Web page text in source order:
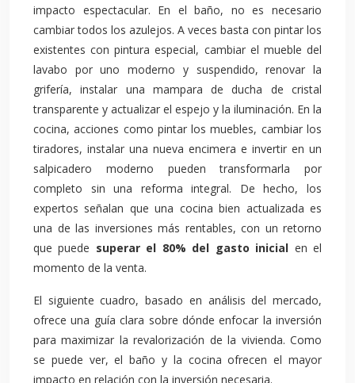
impacto espectacular. En el baño, no es necesario
cambiar todos los azulejos. A veces basta con pintar los
existentes con pintura especial, cambiar el mueble del
lavabo por uno moderno y suspendido, renovar la
grifería, instalar una mampara de ducha de cristal
transparente y actualizar el espejo y la iluminación. En la
cocina, acciones como pintar los muebles, cambiar los
tiradores, instalar una nueva encimera e invertir en un
salpicadero moderno pueden transformarla por
completo sin una reforma integral. De hecho, los
expertos señalan que una cocina bien actualizada es
una de las inversiones más rentables, con un retorno
que puede superar el 80% del gasto inicial en el
momento de la venta.
El siguiente cuadro, basado en análisis del mercado,
ofrece una guía clara sobre dónde enfocar la inversión
para maximizar la revalorización de la vivienda. Como
se puede ver, el baño y la cocina ofrecen el mayor
impacto en relación con la inversión necesaria.